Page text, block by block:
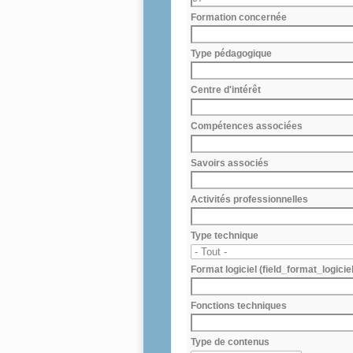
Formation concernée
Type pédagogique
Centre d'intérêt
Compétences associées
Savoirs associés
Activités professionnelles
Type technique
Format logiciel
Fonctions techniques
Type de contenus